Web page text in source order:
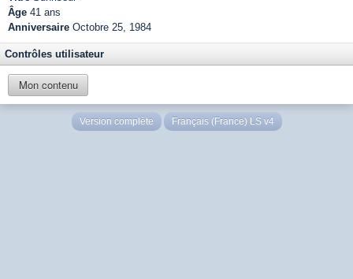
Âge 41 ans
Anniversaire Octobre 25, 1984
Contrôles utilisateur
Mon contenu
Version complète Français (France) LS v4